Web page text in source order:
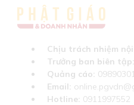
Chịu trách nhiệm
Trưởng ban biên tập:
Quảng cáo:
Email:
Hotline: 0911997552